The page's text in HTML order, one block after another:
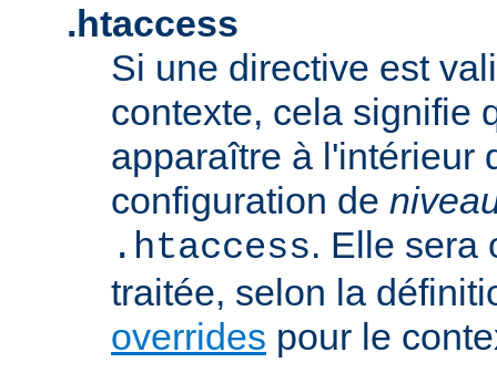
.htaccess
Si une directive est
contexte, cela signifie
apparaître à l'intérieur
configuration de
.htaccess. Elle sera
traitée, selon la
overrides pour le